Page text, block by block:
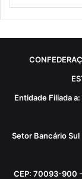
Entidade Filiada a:
Setor Bancário Sul
CEP: 70093-900